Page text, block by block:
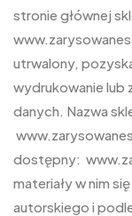
stronie głównej
utrwalony,
wydrukowanie lub
danych. Nazwa
dostępny:
materiały w nim
autorskiego i